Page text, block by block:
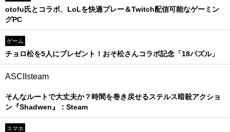
otofu氏とコラボ、LoLを快適プレー＆Twitch配信可能なゲーミン
グPC
ゲーム
チョロ松を5人にプレゼント！おそ松さんコラボ記念「18パズル」
ASCIIsteam
そんなルートで大丈夫か？時間を巻き戻せるステルス暗殺アクショ
ン『Shadwen』：Steam
スマホ